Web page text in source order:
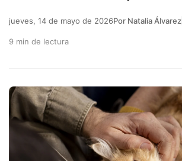
jueves, 14 de mayo de 2026Por Natalia Álvarez
9 min de lectura